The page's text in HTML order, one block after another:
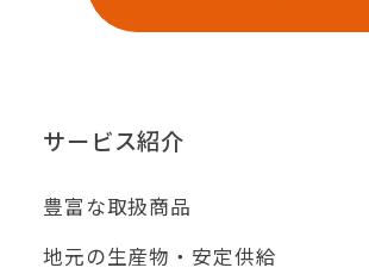
サービス紹介
豊富な取扱商品
地元の生産物・安定供給